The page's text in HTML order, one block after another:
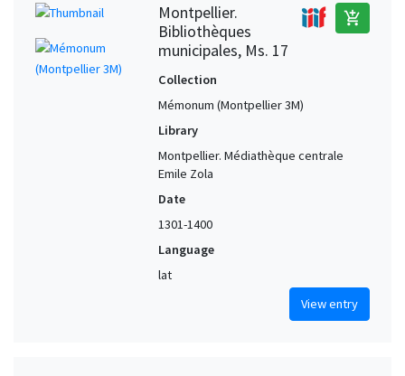
Montpellier.
Bibliothèques
municipales, Ms. 17
add_shopping_cart
Collection
Mémonum (Montpellier 3M)
Library
Montpellier. Médiathèque centrale
Emile Zola
Date
1301-1400
Language
lat
View entry